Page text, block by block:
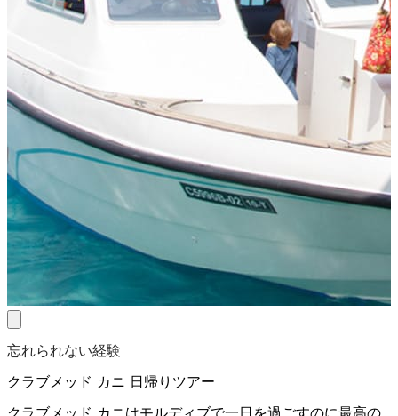
忘れられない経験
クラブメッド カニ 日帰りツアー